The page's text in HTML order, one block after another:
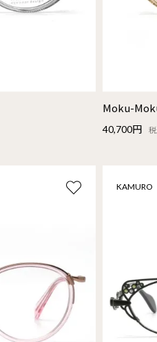
Moku-
40,700円
KAMURO